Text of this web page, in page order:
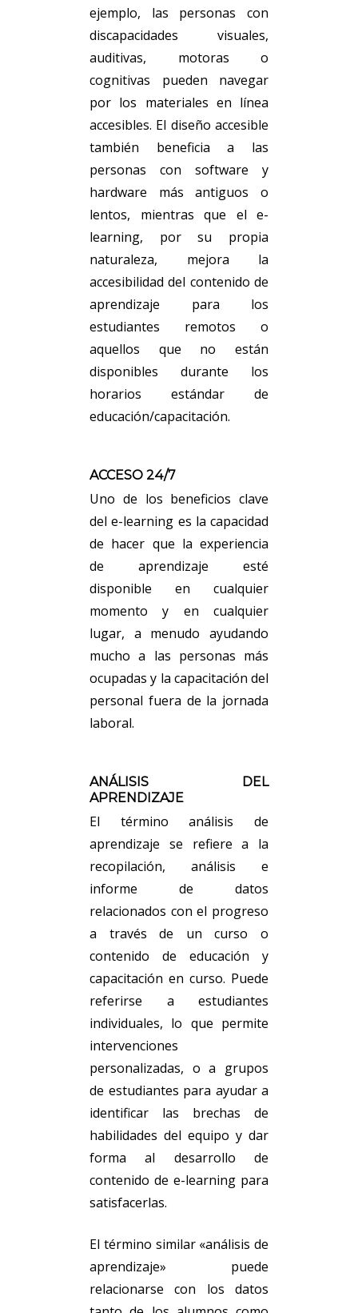
ejemplo, las personas con
discapacidades visuales,
auditivas, motoras o
cognitivas pueden navegar
por los materiales en línea
accesibles. El diseño accesible
también beneficia a las
personas con software y
hardware más antiguos o
lentos, mientras que el e-
learning, por su propia
naturaleza, mejora la
accesibilidad del contenido de
aprendizaje para los
estudiantes remotos o
aquellos que no están
disponibles durante los
horarios estándar de
educación/capacitación.
ACCESO 24/7
Uno de los beneficios clave
del e-learning es la capacidad
de hacer que la experiencia
de aprendizaje esté
disponible en cualquier
momento y en cualquier
lugar, a menudo ayudando
mucho a las personas más
ocupadas y la capacitación del
personal fuera de la jornada
laboral.
ANÁLISIS DEL
APRENDIZAJE
El término análisis de
aprendizaje se refiere a la
recopilación, análisis e
informe de datos
relacionados con el progreso
a través de un curso o
contenido de educación y
capacitación en curso. Puede
referirse a estudiantes
individuales, lo que permite
intervenciones
personalizadas, o a grupos
de estudiantes para ayudar a
identificar las brechas de
habilidades del equipo y dar
forma al desarrollo de
contenido de e-learning para
satisfacerlas.
El término similar «análisis de
aprendizaje» puede
relacionarse con los datos